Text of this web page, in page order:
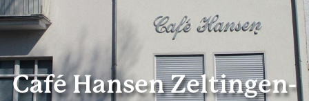
Café Hansen Zeltingen-